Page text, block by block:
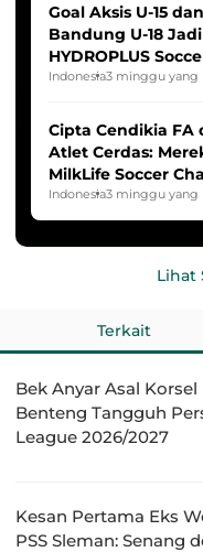
Goal Aksis U-15
Bandung U-18
HYDROPLUS
2025/2026
Indonesia3 minggu yang
Cipta Cendikia FA
Atlet Cerdas:
MilkLife Soccer
HYDROPLUS
Indonesia3 minggu yang
Lihat
Terkait
Bek Anyar Asal
Benteng Tangguh
League 2026/2027
Kesan Pertama Eks
PSS Sleman: Senang